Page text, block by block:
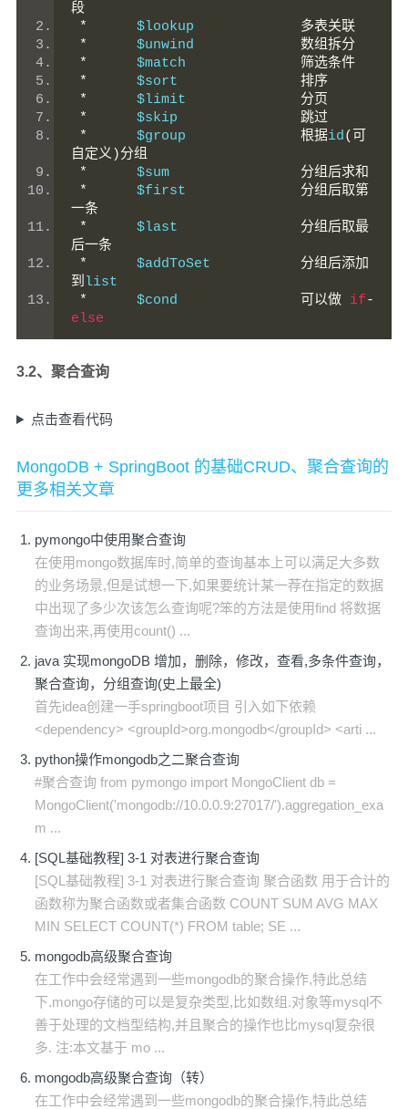
段
*
多表关联
*
数组拆分
*
筛选条件
*
排序
*
分页
*
跳过
*
根据id(可
自定义)分组
*
分组后求和
*
分组后取第
一条
*
分组后取最
后一条
*
      $addToSet
分组后添加
到list
*
可以做 if-
else
3.2、聚合查询
点击查看代码
MongoDB + SpringBoot 的基础CRUD、聚合查询的
更多相关文章
pymongo中使用聚合查询
在使用mongo数据库时,简单的查询基本上可以满足大多数
的业务场景,但是试想一下,如果要统计某一荐在指定的数据
中出现了多少次该怎么查询呢?笨的方法是使用find 将数据
查询出来,再使用count() ...
java 实现mongoDB 增加，删除，修改，查看,多条件查询，
聚合查询，分组查询(史上最全)
首先idea创建一手springboot项目 引入如下依赖
<dependency> <groupId>org.mongodb</groupId> <arti ...
python操作mongodb之二聚合查询
#聚合查询 from pymongo import MongoClient db =
MongoClient('mongodb://10.0.0.9:27017/').aggregation_exa
m ...
[SQL基础教程] 3-1 对表进行聚合查询
[SQL基础教程] 3-1 对表进行聚合查询 聚合函数 用于合计的
函数称为聚合函数或者集合函数 COUNT SUM AVG MAX
MIN SELECT COUNT(*) FROM table; SE ...
mongodb高级聚合查询
在工作中会经常遇到一些mongodb的聚合操作,特此总结
下.mongo存储的可以是复杂类型,比如数组.对象等mysql不
善于处理的文档型结构,并且聚合的操作也比mysql复杂很
多. 注:本文基于 mo ...
mongodb高级聚合查询（转）
在工作中会经常遇到一些mongodb的聚合操作,特此总结